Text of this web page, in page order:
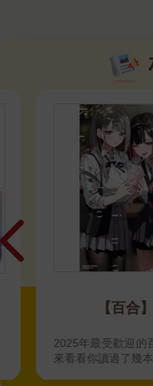
【百合
2025年最受歡迎的
來看看你讀過了幾